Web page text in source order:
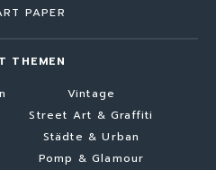
PAPER
THEMEN
Vintage
Street Art & Graffiti
Städte & Urban
Pomp & Glamour